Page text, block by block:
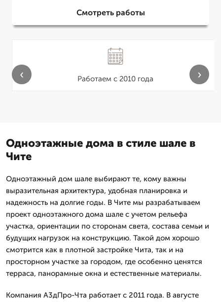
Смотреть работы
Работаем с 2010 года
‹ ›
Одноэтажные дома в стиле шале в
Чите
Одноэтажный дом шале выбирают те, кому важны
выразительная архитектура, удобная планировка и
надежность на долгие годы. В Чите мы разрабатываем
проект одноэтажного дома шале с учетом рельефа
участка, ориентации по сторонам света, состава семьи и
будущих нагрузок на конструкцию. Такой дом хорошо
смотрится как в плотной застройке Чита, так и на
просторном участке за городом, где особенно ценятся
терраса, панорамные окна и естественные материалы.
Компания А3дПро-Чта работает с 2011 года. В августе